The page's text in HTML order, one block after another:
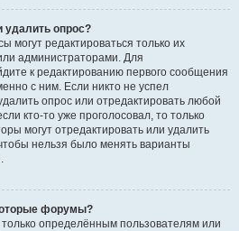
удалить опрос?
могут редактироваться только их
администраторами. Для
к редактированию первого сообщения
с ним. Если никто не успел
опрос или отредактировать любой
кто-то уже проголосовал, то только
могут отредактировать или удалить
нельзя было менять варианты
форумы?
определённым пользователям или